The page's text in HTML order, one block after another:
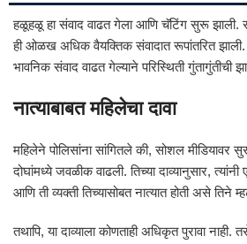
हळूहळू हा संवाद वाढत गेला आणि चॅटिंग सुरू झाली.
ही ओळख अधिक वैयक्तिक संवादात रूपांतरित झाली.
भावनिक संवाद वाढत गेल्याने परिस्थिती गुंतागुंतीची
नात्याबाबत महिलेचा दावा
महिलेने पोलिसांना सांगितले की, सोशल मीडियावर
दोघांमध्ये जवळीक वाढली. तिच्या दाव्यानुसार,
आणि ती व्यक्ती तिच्यासोबत नात्यात होती असे तिने
तथापि, या दाव्याला कोणताही अधिकृत पुरावा